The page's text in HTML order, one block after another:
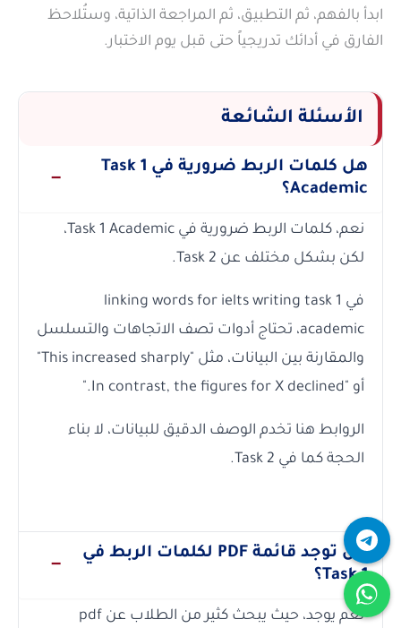
ابدأ بالفهم، ثم التطبيق، ثم المراجعة الذاتية، وستُلاحظ
الفارق في أدائك تدريجياً حتى قبل يوم الاختبار.
الأسئلة الشائعة
هل كلمات الربط ضرورية في Task 1
Academic؟
نعم، كلمات الربط ضرورية في Task 1 Academic،
لكن بشكل مختلف عن Task 2.
في linking words for ielts writing task 1
academic، تحتاج أدوات تصف الاتجاهات والتسلسل
أو "In contrast, the figures for X declined."
الروابط هنا تخدم الوصف الدقيق للبيانات، لا بناء
الحجة كما في Task 2.
هل توجد قائمة PDF لكلمات الربط في
Task 1؟
نعم يوجد، حيث يبحث كثير من الطلاب عن pdf